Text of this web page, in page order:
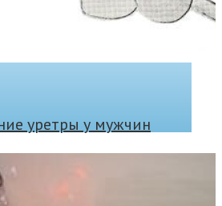
уретры у мужчин